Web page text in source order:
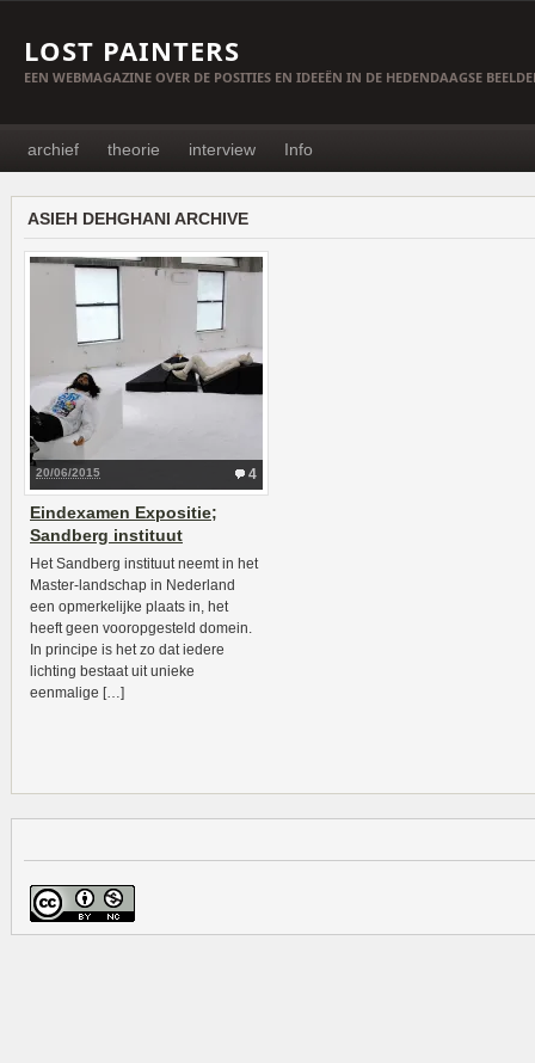
LOST PAINTERS
EEN WEBMAGAZINE OVER DE POSITIES EN IDEEËN IN DE HEDENDAAGSE
archief theorie interview Info
ASIEH DEHGHANI ARCHIVE
4
20/06/2015
Eindexamen Expositie;
Sandberg instituut
Het Sandberg instituut neemt in het
Master-landschap in Nederland
een opmerkelijke plaats in, het
heeft geen vooropgesteld domein.
In principe is het zo dat iedere
lichting bestaat uit unieke
eenmalige […]